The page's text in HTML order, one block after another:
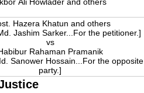
Hazera Khatun and others
Jashim Sarker...For the petitioner.]
vs
Rahaman Pramanik
Sanower Hossain...For the opposite
party.]